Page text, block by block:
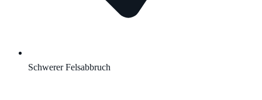
Schwerer Felsabbruch